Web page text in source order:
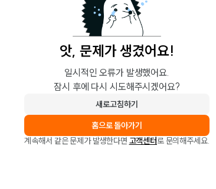
앗, 문제가 생겼어요!
일시적인 오류가 발생했어요.
잠시 후에 다시 시도해주시겠어요?
새로고침하기
홈으로 돌아가기
계속해서 같은 문제가 발생한다면 고객센터로 문의해주세요.